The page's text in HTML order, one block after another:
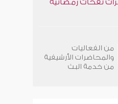
9
من الفعاليات
والمحاضرات الأرشيفية
من خدمة البث